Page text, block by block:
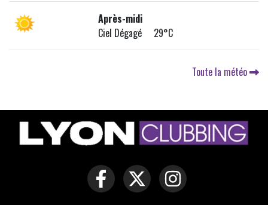
Après-midi
Ciel Dégagé 29°C
Toute la météo